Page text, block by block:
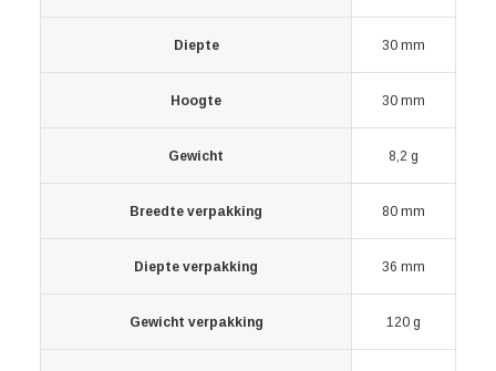
Diepte 30 mm
Hoogte 30 mm
Gewicht 8,2 g
Breedte verpakking 80 mm
Diepte verpakking 36 mm
Gewicht verpakking 120 g